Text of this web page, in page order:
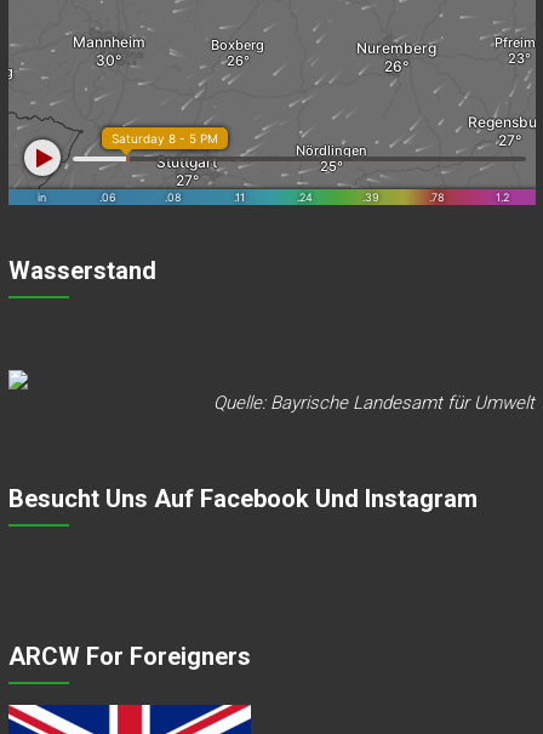
Wasserstand
Quelle: Bayrische Landesamt für Umwelt
Besucht Uns Auf Facebook Und Instagram
ARCW For Foreigners